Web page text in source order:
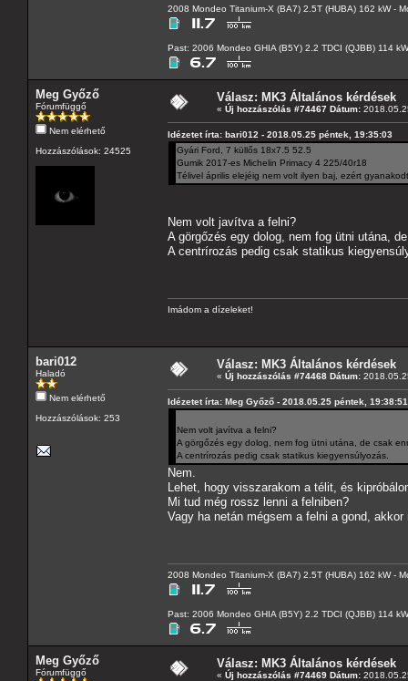
2008 Mondeo Titanium-X (BA7) 2.5T (HUBA) 162 kW -
Past: 2006 Mondeo GHIA (B5Y) 2.2 TDCI (QJBB) 114
Meg Győző
Fórumfüggő
Nem elérhető
Hozzászólások: 24525
Válasz: MK3 Általános kérdések
« Új hozzászólás #74467 Dátum:
Idézetet írta: bari012 - 2018.05.25 péntek, 19:35:03
Gyári Ford, 7 küllős 18x7.5 52.5
Gumik 2017-es Michelin Primacy 4 225/40r18
Télivel április elejéig nem volt ilyen baj, ezért
Nem volt javítva a felni?
A görgőzés egy dolog, nem fog ütni utána,
A centrírozás pedig csak statikus
Imádom a dízeleket!
bari012
Haladó
Nem elérhető
Hozzászólások: 253
Válasz: MK3 Általános kérdések
« Új hozzászólás #74468 Dátum:
Idézetet írta: Meg Győző - 2018.05.25 péntek, 19:38:51
Nem volt javítva a felni?
A görgőzés egy dolog, nem fog ütni utána, de csak
A centrírozás pedig csak statikus kiegyensúlyozás.
Nem.
Lehet, hogy visszarakom a télit, és
Mi tud még rossz lenni a felniben?
Vagy ha netán mégsem a felni a gond,
2008 Mondeo Titanium-X (BA7) 2.5T (HUBA) 162 kW -
Past: 2006 Mondeo GHIA (B5Y) 2.2 TDCI (QJBB) 114
Meg Győző
Fórumfüggő
Válasz: MK3 Általános kérdések
« Új hozzászólás #74469 Dátum: